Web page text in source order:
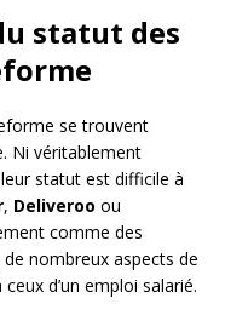
statut des
se trouvent
Ni véritablement
statut est difficile à
, Deliveroo ou
comme des
nombreux aspects de
d’un emploi salarié.